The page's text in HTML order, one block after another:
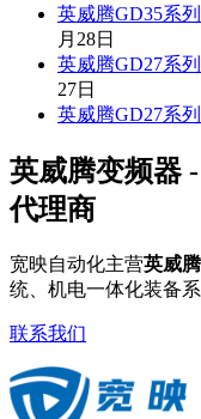
英威腾GD35系
月28日
英威腾GD27系
27日
英威腾GD27系
英威腾变频器
代理商
宽映自动化主营英威
统、机电一体化装备系
联系我们